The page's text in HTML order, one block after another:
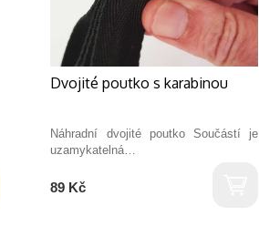
Dvojité poutko s karabinou
Náhradní dvojité poutko Součástí je
uzamykatelná…
89 Kč